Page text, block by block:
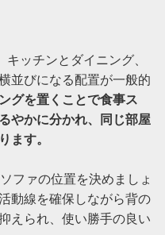
ッチンとダイニング、
並びになる配置が一般的
グを置くことで食事ス
やかに分かれ、同じ部屋
ます。
ファの位置を決めましょ
動線を確保しながら背の
えられ、使い勝手の良い